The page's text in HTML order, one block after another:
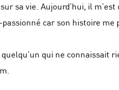
sa vie. Aujourd’hui, il m’est
car son histoire me
qui ne connaissait